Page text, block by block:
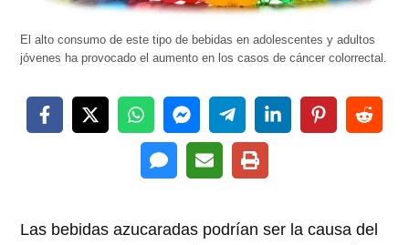
El alto consumo de este tipo de bebidas en adolescentes y adultos
jóvenes ha provocado el aumento en los casos de cáncer colorrectal.
Las bebidas azucaradas podrían ser la causa del